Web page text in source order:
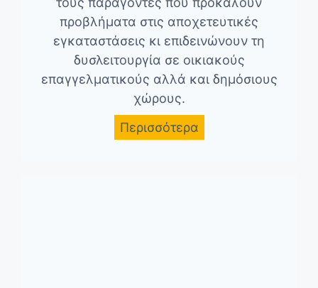
προβλήματα στις αποχετευτικές
εγκαταστάσεις κι επιδεινώνουν τη
δυσλειτουργία σε οικιακούς
επαγγελματικούς αλλά και δημόσιους
χώρους.
Περισσότερα